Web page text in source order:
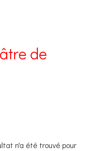
de
n'a été trouvé pour